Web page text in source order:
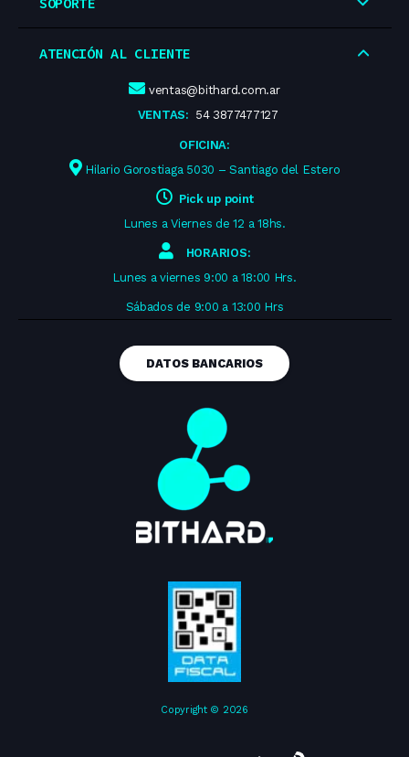
ATENCIÓN AL CLIENTE
ventas@bithard.com.ar
VENTAS: 54 3877477127
OFICINA:
Hilario Gorostiaga 5030 – Santiago del Estero
Pick up point
Lunes a Viernes de 12 a 18hs.
HORARIOS:
Lunes a viernes 9:00 a 18:00 Hrs.
Sábados de 9:00 a 13:00 Hrs
DATOS BANCARIOS
Copyright © 2026